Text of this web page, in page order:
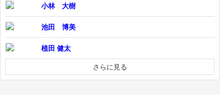
小林 大樹
池田 博美
植田 健太
さらに見る